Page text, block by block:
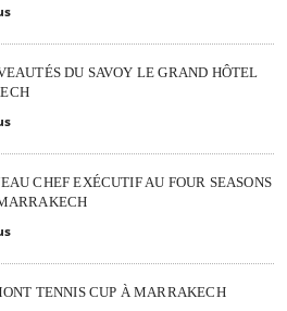
DU SAVOY LE GRAND HÔTEL
CHEF EXÉCUTIF AU FOUR SEASONS
TENNIS CUP À MARRAKECH